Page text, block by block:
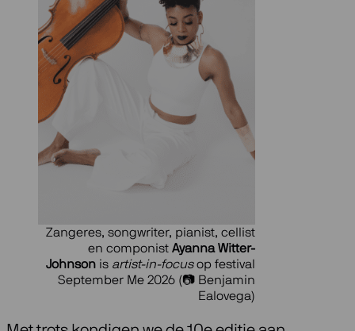
Zangeres, songwriter, pianist, cellist
en componistAyanna Witter-
Johnsonis artist-in-focusop festival
September Me 2026 (📷 Benjamin
Ealovega)